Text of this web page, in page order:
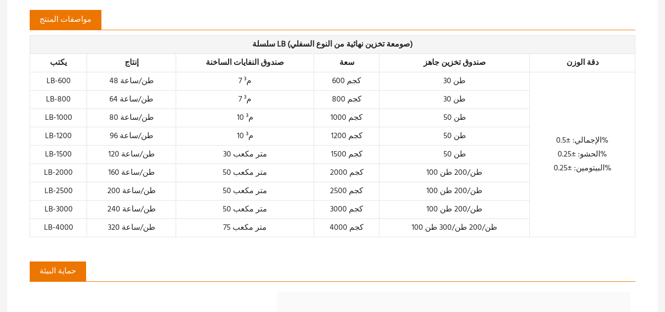
مواصفات المنتج
سلسلة LB (صومعة تخزين نهائية من النوع السفلي)
يكتب
إنتاج صندوق النفايات الساخنة سعة صندوق تخزين جاهز
دقة الوزن
LB-600
48 طن/ساعة 7 م³ 600 كجم 30 طن
الإجمالي: ±0.5%
الحشو: ±0.25%
البيتومين: ±0.25%
LB-800 64 طن/ساعة 7 م³ 800 كجم
30 طن
LB-1000
80 طن/ساعة 10 م³ 1000 كجم
50 طن
LB-1200
96 طن/ساعة 10 م³ 1200 كجم
50 طن
LB-1500
120 طن/ساعة 30 متر مكعب 1500 كجم
50 طن
LB-2000
160 طن/ساعة 50 متر مكعب 2000 كجم
100 طن/200 طن
LB-2500
200 طن/ساعة 50 متر مكعب 2500 كجم
100 طن/200 طن
LB-3000
240 طن/ساعة 50 متر مكعب 3000 كجم
100 طن/200 طن
LB-4000
320 طن/ساعة 75 متر مكعب 4000 كجم 100 طن/200 طن/300 طن
حماية البيئة